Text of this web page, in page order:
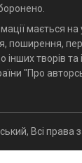
мається на
поширення,
творів та
"Про
Всі права